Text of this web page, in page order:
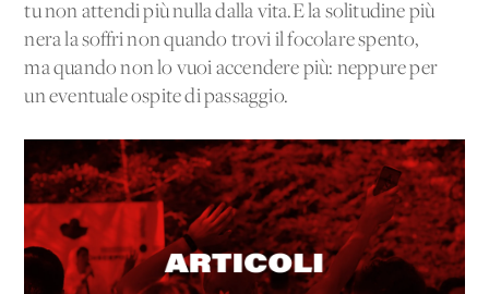
tu non attendi più nulla dalla vita.E la solitudine più
nera la soffri non quando trovi il focolare spento,
ma quando non lo vuoi accendere più: neppure per
un eventuale ospite di passaggio.